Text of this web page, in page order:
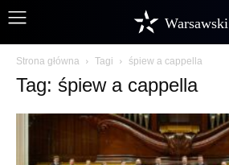
Warsawski
Strona główna Tagi śpiew a cappella
Tag: śpiew a cappella